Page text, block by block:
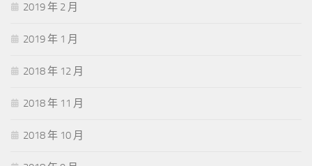
2019 年 2 月
2019 年 1 月
2018 年 12 月
2018 年 11 月
2018 年 10 月